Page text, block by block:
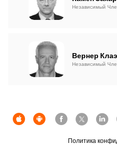
Независимый
Вернер
Независимый
Политика